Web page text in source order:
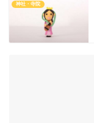
神社・寺院